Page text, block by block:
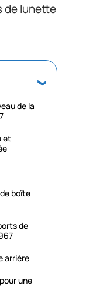
de lunette
de la
et
boîte
de
arrière
une